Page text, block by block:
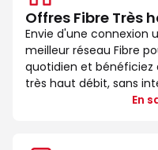
Offres Fibre Très
Envie d'une connexion
meilleur réseau Fibre
quotidien et bénéficiez
très haut débit, sans
En